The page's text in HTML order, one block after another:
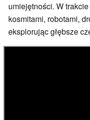
umiejętności. W
kosmitami, robotami,
eksplorując głębsze